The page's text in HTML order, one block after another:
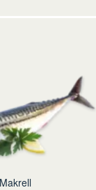
Makrell